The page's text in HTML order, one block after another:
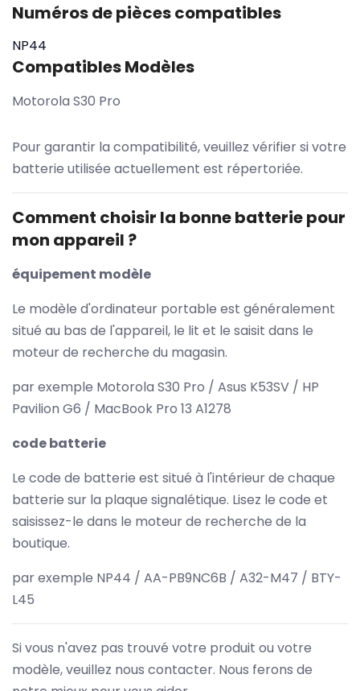
Numéros de pièces compatibles
NP44
Compatibles Modèles
Motorola S30 Pro
Pour garantir la compatibilité, veuillez vérifier si votre
batterie utilisée actuellement est répertoriée.
Comment choisir la bonne batterie pour
mon appareil ?
équipement modèle
Le modèle d'ordinateur portable est généralement
situé au bas de l'appareil, le lit et le saisit dans le
moteur de recherche du magasin.
par exemple Motorola S30 Pro / Asus K53SV / HP
Pavilion G6 / MacBook Pro 13 A1278
code batterie
Le code de batterie est situé à l'intérieur de chaque
batterie sur la plaque signalétique. Lisez le code et
saisissez-le dans le moteur de recherche de la
boutique.
par exemple NP44 / AA-PB9NC6B / A32-M47 / BTY-
L45
Si vous n'avez pas trouvé votre produit ou votre
modèle, veuillez nous contacter. Nous ferons de